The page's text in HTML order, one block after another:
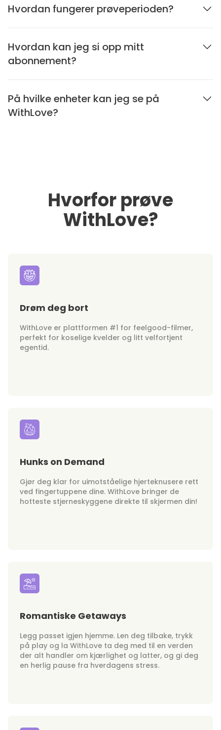
Hvordan fungerer prøveperioden?
Hvordan kan jeg si opp mitt
abonnement?
På hvilke enheter kan jeg se på
WithLove?
Hvorfor prøve
WithLove?
Drøm deg bort
WithLove er plattformen #1 for feelgood-filmer,
perfekt for koselige kvelder og litt velfortjent
egentid.
Hunks on Demand
Gjør deg klar for uimotståelige hjerteknusere rett
ved fingertuppene dine. WithLove bringer de
hotteste stjerneskyggene direkte til skjermen din!
Romantiske Getaways
Legg passet igjen hjemme. Len deg tilbake, trykk
på play og la WithLove ta deg med til en verden
der alt handler om kjærlighet og latter, og gi deg
en herlig pause fra hverdagens stress.